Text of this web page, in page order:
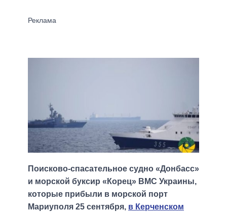
Поисково-спасательное судно «Донбасс»
и морской буксир «Корец» ВМС Украины,
которые прибыли в морской порт
Мариуполя 25 сентября, в Керченском